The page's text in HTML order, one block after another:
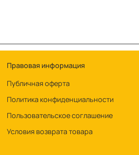
Правовая информация
Публичная оферта
Политика конфиденциальности
Пользовательское соглашение
Условия возврата товара